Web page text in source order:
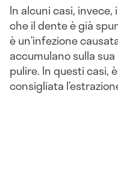
In alcuni casi,
che il dente è già
è un’infezione
accumulano sulla
pulire. In questi casi,
consigliata